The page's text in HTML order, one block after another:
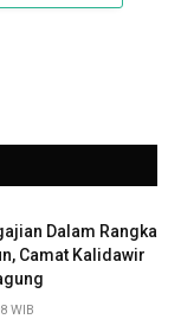
Dalam Rangka
Camat Kalidawir
WIB